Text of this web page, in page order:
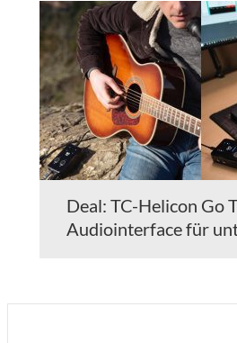
Deal: TC-Helicon Go
Audiointerface für